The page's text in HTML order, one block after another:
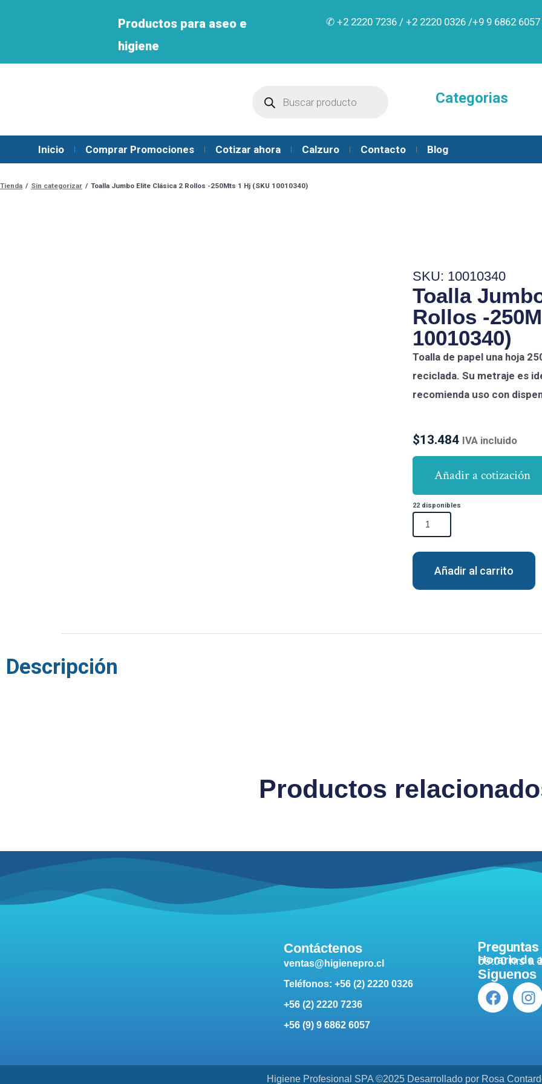
Productos para aseo e
higiene
✆ +2 2220 7236 / +2 2220 0326 /+9 9 6862 6057
Categorias
Inicio Comprar Promociones Cotizar ahora Calzuro Contacto Blog
Tienda / Sin categorizar / Toalla Jumbo Elite Clásica 2 Rollos -250Mts 1 Hj (SKU 10010340)
SKU: 10010340
Toalla
Rollos -
10010340)
Toalla de papel una hoja
reciclada. Su metraje es
recomienda uso con
$13.484 IVA incluido
Añadir a cotización
22 disponibles
Añadir al carrito
Descripción
Productos
Contáctenos
ventas@higienepro.cl
Teléfonos: +56 (2) 2220 0326
+56 (2) 2220 7236
+56 (9) 9 6862 6057
Horario de
09:00 hrs a
Siguenos
Higiene Profesional SPA ©2025 Desarrollado por Rosa